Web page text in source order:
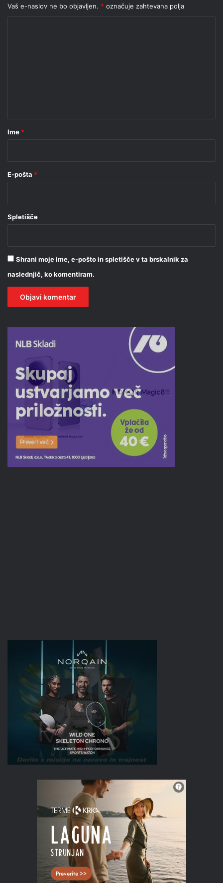
Vaš e-naslov ne bo objavljen. * označuje zahtevana polja
rIme *
E-pošta *
Spletišče
Shrani moje ime, e-pošto in spletišče v ta brskalnik za
naslednjič, ko komentiram.